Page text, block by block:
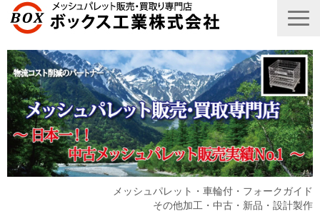
メッシュパレット・車輪付・フォークガイド
その他加工・中古・新品・設計製作